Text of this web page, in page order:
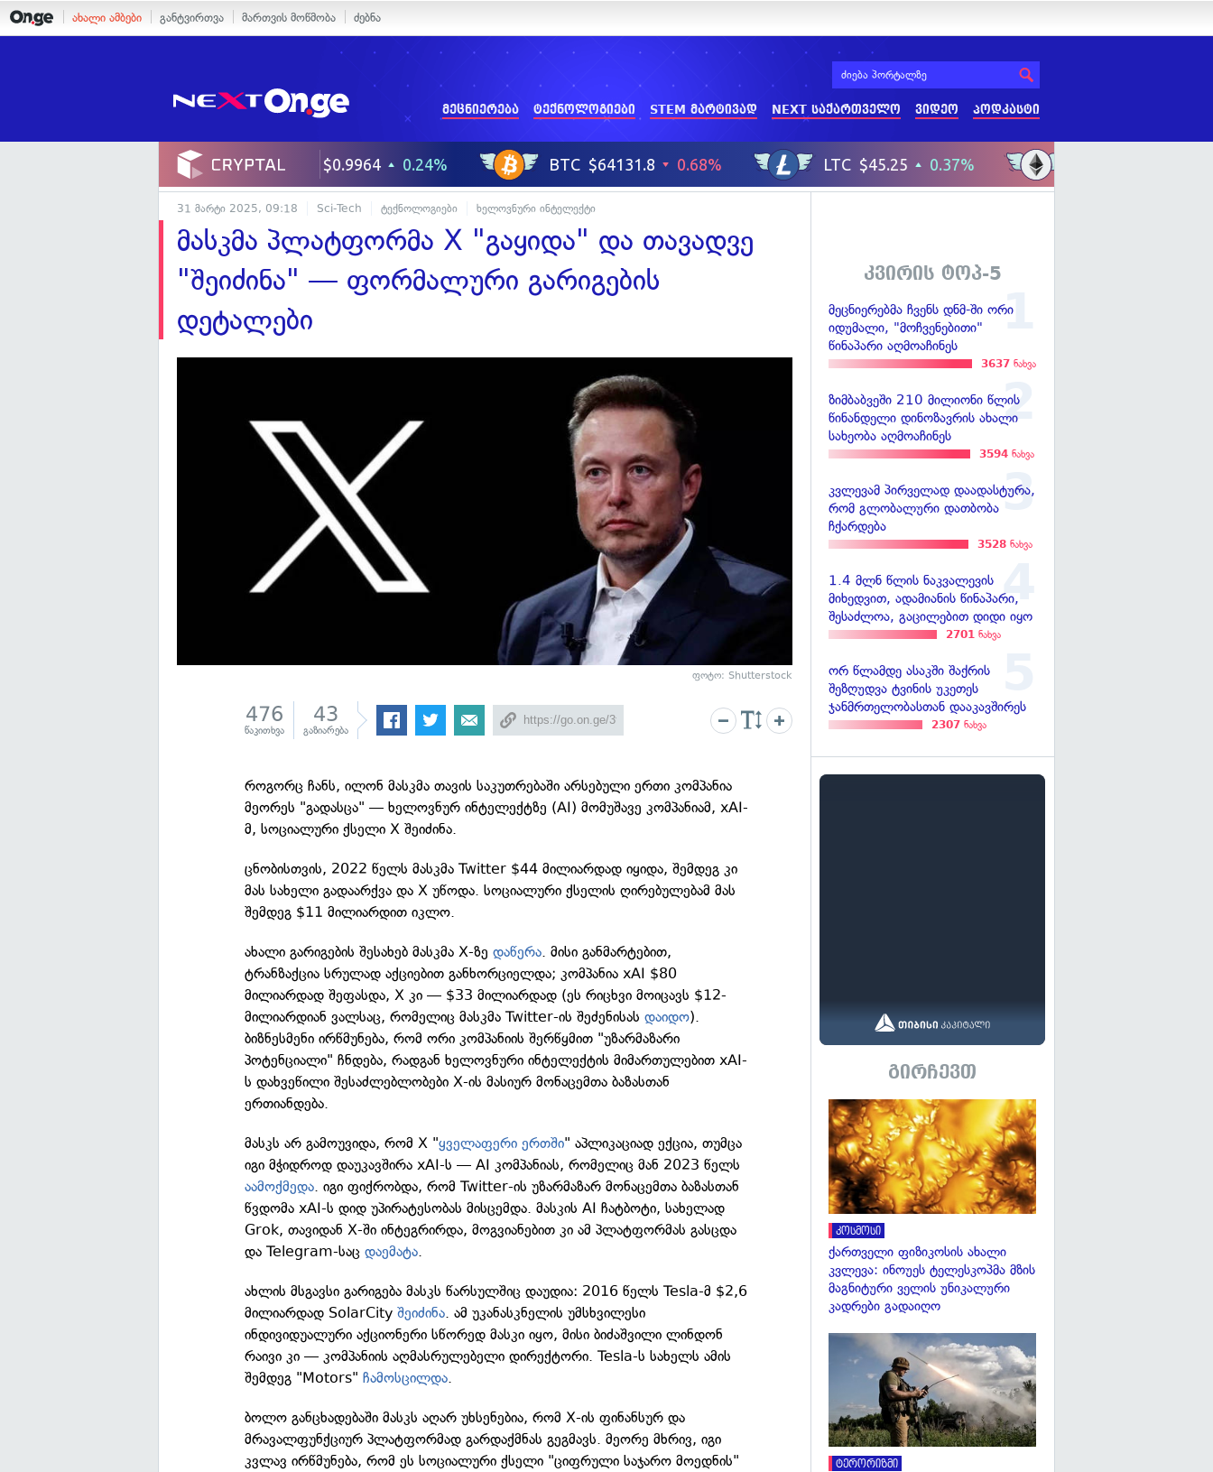
ახალი ამბები განტვირთვა მართვის მოწმობა ძებნა
მეცნიერება ტექნოლოგიები STEM მარტივად NEXT საქართველო ვიდეო პოდკასტი
31 მარტი 2025, 09:18 Sci-Tech ტექნოლოგიები ხელოვნური ინტელექტი
მასკმა პლატფორმა X "გაყიდა" და თავადვე
"შეიძინა" — ფორმალური გარიგების
დეტალები
ფოტო: Shutterstock
476
წაკითხვა
43
გაზიარება
როგორც ჩანს, ილონ მასკმა თავის საკუთრებაში არსებული ერთი კომპანია
მეორეს "გადასცა" — ხელოვნურ ინტელექტზე (AI) მომუშავე კომპანიამ, xAI-
მ, სოციალური ქსელი X შეიძინა.
ცნობისთვის, 2022 წელს მასკმა Twitter $44 მილიარდად იყიდა, შემდეგ კი
მას სახელი გადაარქვა და X უწოდა. სოციალური ქსელის ღირებულებამ მას
შემდეგ $11 მილიარდით იკლო.
ახალი გარიგების შესახებ მასკმა X-ზედაწერა. მისი განმარტებით,
ტრანზაქცია სრულად აქციებით განხორციელდა; კომპანია xAI $80
მილიარდად შეფასდა, X კი — $33 მილიარდად (ეს რიცხვი მოიცავს $12-
მილიარდიან ვალსაც, რომელიც მასკმა Twitter-ის შეძენისასდაიდო).
ბიზნესმენი ირწმუნება, რომ ორი კომპანიის შერწყმით "უზარმაზარი
პოტენციალი" ჩნდება, რადგან ხელოვნური ინტელექტის მიმართულებით xAI-
ს დახვეწილი შესაძლებლობები X-ის მასიურ მონაცემთა ბაზასთან
ერთიანდება.
მასკს არ გამოუვიდა, რომ X "ყველაფერი ერთში" აპლიკაციად ექცია, თუმცა
იგი მჭიდროდ დაუკავშირა xAI-ს — AI კომპანიას, რომელიც მან 2023 წელს
აამოქმედა. იგი ფიქრობდა, რომ Twitter-ის უზარმაზარ მონაცემთა ბაზასთან
წვდომა xAI-ს დიდ უპირატესობას მისცემდა. მასკის AI ჩატბოტი, სახელად
Grok, თავიდან X-ში ინტეგრირდა, მოგვიანებით კი ამ პლატფორმას გასცდა
და Telegram-საცდაემატა.
ახლის მსგავსი გარიგება მასკს წარსულშიც დაუდია: 2016 წელს Tesla-მ $2,6
მილიარდად SolarCityშეიძინა. ამ უკანასკნელის უმსხვილესი
ინდივიდუალური აქციონერი სწორედ მასკი იყო, მისი ბიძაშვილი ლინდონ
რაივი კი — კომპანიის აღმასრულებელი დირექტორი. Tesla-ს სახელს ამის
შემდეგ "Motors"ჩამოსცილდა.
ბოლო განცხადებაში მასკს აღარ უხსენებია, რომ X-ის ფინანსურ და
მრავალფუნქციურ პლატფორმად გარდაქმნას გეგმავს. მეორე მხრივ, იგი
კვლავ ირწმუნება, რომ ეს სოციალური ქსელი "ციფრული საჯარო მოედნის"
კვირის ტოპ-5
მეცნიერებმა ჩვენს დნმ-ში ორი
იდუმალი, "მოჩვენებითი"
წინაპარი აღმოაჩინეს
3637 ნახვა
ზიმბაბვეში 210 მილიონი წლის
წინანდელი დინოზავრის ახალი
სახეობა აღმოაჩინეს
3594 ნახვა
კვლევამ პირველად დაადასტურა,
რომ გლობალური დათბობა
ჩქარდება
3528 ნახვა
1.4 მლნ წლის ნაკვალევის
მიხედვით, ადამიანის წინაპარი,
შესაძლოა, გაცილებით დიდი იყო
2701 ნახვა
ორ წლამდე ასაკში შაქრის
შეზღუდვა ტვინის უკეთეს
ჯანმრთელობასთან დააკავშირეს
2307 ნახვა
გირჩევთ
კოსმოსი
ქართველი ფიზიკოსის ახალი
კვლევა: ინოუეს ტელესკოპმა მზის
მაგნიტური ველის უნიკალური
კადრები გადაიღო
ტერორიზმი